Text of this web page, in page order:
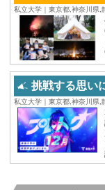
私立大学｜東京都,神奈川県,
挑戦する思い
私立大学｜東京都,神奈川県,